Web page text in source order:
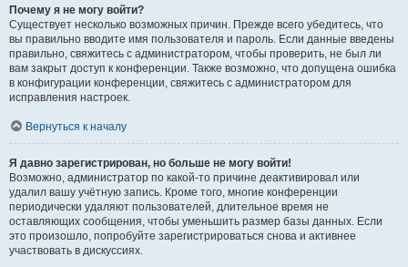
Почему я не могу войти?
Существует несколько возможных причин. Прежде всего убедитесь, что
вы правильно вводите имя пользователя и пароль. Если данные введены
правильно, свяжитесь с администратором, чтобы проверить, не был ли
вам закрыт доступ к конференции. Также возможно, что допущена ошибка
в конфигурации конференции, свяжитесь с администратором для
исправления настроек.
Вернуться к началу
Я давно зарегистрирован, но больше не могу войти!
Возможно, администратор по какой-то причине деактивировал или
удалил вашу учётную запись. Кроме того, многие конференции
периодически удаляют пользователей, длительное время не
оставляющих сообщения, чтобы уменьшить размер базы данных. Если
это произошло, попробуйте зарегистрироваться снова и активнее
участвовать в дискуссиях.